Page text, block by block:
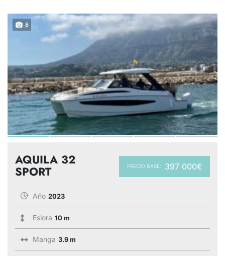
8
PRECIO BASE: 397 000€
AQUILA 32
SPORT
Año 2023
Eslora 10 m
Manga 3.9 m